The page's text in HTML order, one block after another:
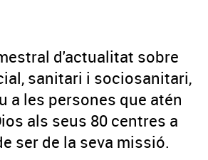
d'actualitat sobre
sanitari i sociosanitari,
a les persones que atén
als seus 80 centres a
ser de la seva missió.